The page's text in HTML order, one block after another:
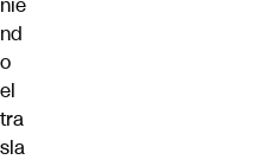
nd
o
el
tra
sla